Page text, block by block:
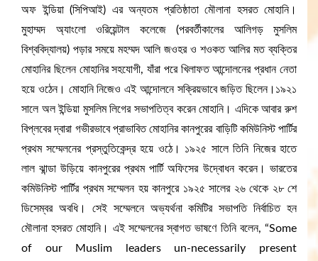
অফ ইন্ডিয়া (সিপিআই) এর অন্যতম প্রতিষ্ঠাতা মৌলানা হসরত মোহানি।
মুহাম্মদ অ্যাংলো ওরিয়েন্টাল কলেজে (পরবর্তীকালের আলিগড় মুসলিম
বিশ্ববিদ্যালয়) পড়ার সময়ে মহম্মদ আলি জওহর ও শওকত আলির মত ব্যক্তির
মোহানির ছিলেন মোহানির সহযোগী, যাঁরা পরে খিলাফত আন্দোলনের প্রধান নেতা
হয়ে ওঠেন। মোহানি নিজেও এই আন্দোলনে সক্রিয়ভাবে জড়িত ছিলেন।১৯২১
সালে অল ইন্ডিয়া মুসলিম লিগের সভাপতিত্ব করেন মোহানি। এদিকে আবার রুশ
বিপ্লবের দ্বারা গভীরভাবে প্রাভাবিত মোহানির কানপুরের বাড়িটি কমিউনিস্ট পার্টির
প্রথম সম্মেলনের প্রস্তুতিকেন্দ্র হয়ে ওঠে। ১৯২৫ সালে তিনি নিজের হাতে
লাল ঝান্ডা উড়িয়ে কানপুরের প্রথম পার্টি অফিসের উদ্বোধন করেন। ভারতের
কমিউনিস্ট পার্টির প্রথম সম্মেলন হয় কানপুরে ১৯২৫ সালের ২৬ থেকে ২৮ শে
ডিসেম্বর অবধি। সেই সম্মেলনে অভ্যর্থনা কমিটির সভাপতি নির্বাচিত হন
মৌলানা হসরত মোহানি। এই সম্মেলনের স্বাগত ভাষণে তিনি বলেন, “Some
of our Muslim leaders un-necessarily present